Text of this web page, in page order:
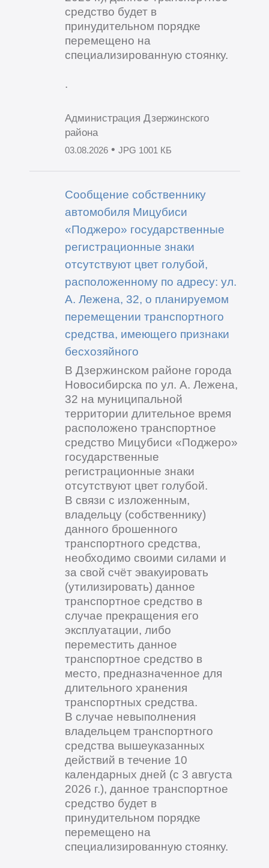
средство будет в
принудительном порядке
перемещено на
специализированную стоянку.
.
Администрация Дзержинского
района
03.08.2026• JPG 1001 КБ
Сообщение собственнику
автомобиля Мицубиси
«Поджеро» государственные
регистрационные знаки
отсутствуют цвет голубой,
расположенному по адресу: ул.
А. Лежена, 32, о планируемом
перемещении транспортного
средства, имеющего признаки
бесхозяйного
В Дзержинском районе города
Новосибирска по ул. А. Лежена,
32 на муниципальной
территории длительное время
расположено транспортное
средство Мицубиси «Поджеро»
государственные
регистрационные знаки
отсутствуют цвет голубой.
В связи с изложенным,
владельцу (собственнику)
данного брошенного
транспортного средства,
необходимо своими силами и
за свой счёт эвакуировать
(утилизировать) данное
транспортное средство в
случае прекращения его
эксплуатации, либо
переместить данное
транспортное средство в
место, предназначенное для
длительного хранения
транспортных средства.
В случае невыполнения
владельцем транспортного
средства вышеуказанных
действий в течение 10
календарных дней (с 3 августа
2026 г.), данное транспортное
средство будет в
принудительном порядке
перемещено на
специализированную стоянку.